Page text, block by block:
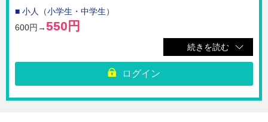
■ 小人（小学生・中学生）
600円→550円
地上約90mの展望台へは3階よりエレベーターで60秒！眼下には、四季
折々の花が咲く大通公園と遠くの日本海や、雄大な石狩平野などを背景
※さっぽろテレビ塔3階展望台入場券売場でQRチケットをご提示くださ
続きを読む
ログイン